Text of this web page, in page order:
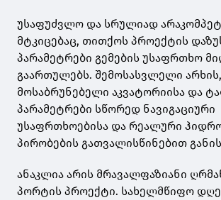
უსაფუძვლო და სრულიად
მტკიცებაც, თითქოს პროექტის
პარამეტრები გემების უსაფრთხო
გაართულებს. შემოსასვლელი არხის,
მოსაბრუნებელი აკვატორიისა და
პარამეტრები სწორედ ნავიგაციური
უსაფრთხოებისა და რეალური
პირობების გათვალისწინებით
ანაკლია არის მრავალფაზიანი
პორტის პროექტი. სახელმწიფო